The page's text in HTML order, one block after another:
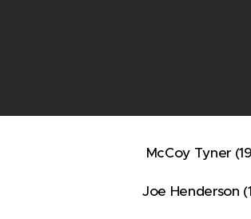
McCoy Tyner
Joe Henderson